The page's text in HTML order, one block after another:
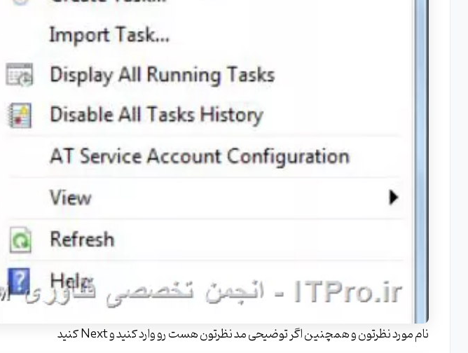
نام مورد نظرتون و همچنین اگر توضیحی مد نظرتون هست رو وارد کنید و Next کنید